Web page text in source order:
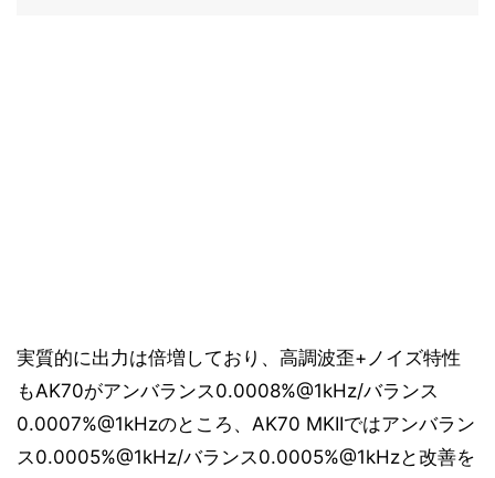
実質的に出力は倍増しており、高調波歪+ノイズ特性
もAK70がアンバランス0.0008%@1kHz/バランス
0.0007%@1kHzのところ、AK70 MKIIではアンバラン
ス0.0005%@1kHz/バランス0.0005%@1kHzと改善を